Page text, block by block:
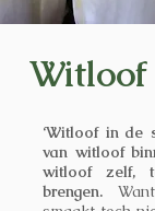
‘Witloof in de
van witloof
witloof zelf,
brengen.